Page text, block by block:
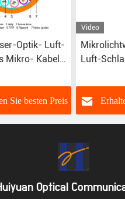
Optik- Luft-
Mikro- Kabel
Sie besten Preis
Video
Luft-
Optical